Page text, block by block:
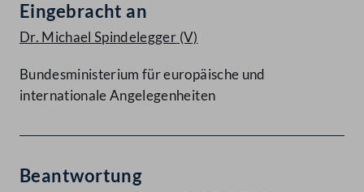
Eingebracht an
Dr. Michael Spindelegger (V)
Bundesministerium für europäische und
internationale Angelegenheiten
Beantwortung